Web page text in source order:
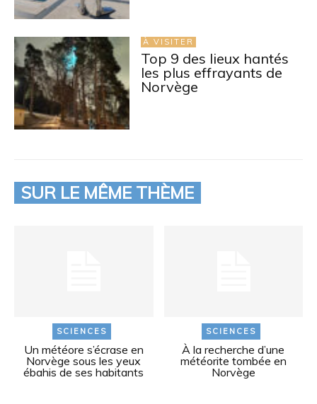
À VISITER
Top 9 des lieux hantés
les plus effrayants de
Norvège
SUR LE MÊME THÈME
SCIENCES
Un météore s’écrase en
Norvège sous les yeux
ébahis de ses habitants
SCIENCES
À la recherche d’une
météorite tombée en
Norvège